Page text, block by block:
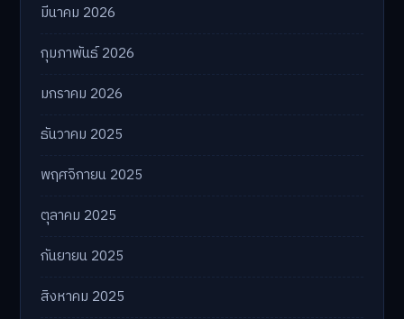
มีนาคม 2026
กุมภาพันธ์ 2026
มกราคม 2026
ธันวาคม 2025
พฤศจิกายน 2025
ตุลาคม 2025
กันยายน 2025
สิงหาคม 2025